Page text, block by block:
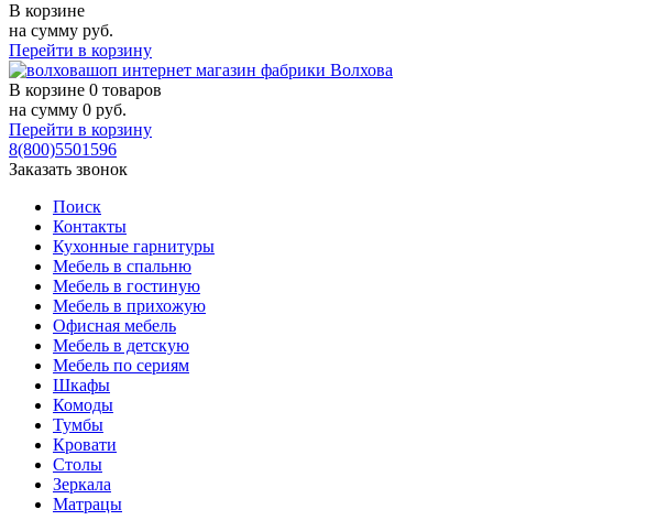
В корзине
на сумму руб.
Перейти в корзину
В корзине 0 товаров
на сумму 0 руб.
Перейти в корзину
8(800)5501596
Заказать звонок
Поиск
Контакты
Кухонные гарнитуры
Мебель в спальню
Мебель в гостиную
Мебель в прихожую
Офисная мебель
Мебель в детскую
Мебель по сериям
Шкафы
Комоды
Тумбы
Кровати
Столы
Зеркала
Матрацы